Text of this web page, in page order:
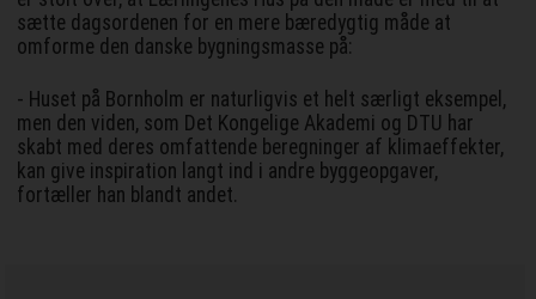
sætte dagsordenen for en mere bæredygtig måde at
omforme den danske bygningsmasse på:
- Huset på Bornholm er naturligvis et helt særligt eksempel,
men den viden, som Det Kongelige Akademi og DTU har
skabt med deres omfattende beregninger af klimaeffekter,
kan give inspiration langt ind i andre byggeopgaver,
fortæller han blandt andet.